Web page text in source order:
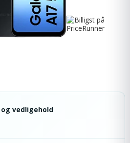
vedligehold